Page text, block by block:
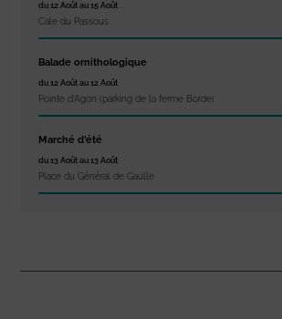
du 12 Août au 15 Août
Cale du Passous
Balade ornithologique
du 12 Août au 12 Août
Pointe d'Agon (parking de la ferme Borde)
Marché d’été
du 13 Août au 13 Août
Place du Général de Gaulle